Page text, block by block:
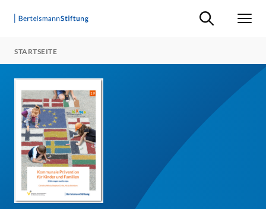
Suche ein-/
STARTSEITE